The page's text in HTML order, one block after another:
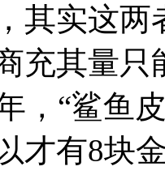
其实这两
充其量只
，“鲨鱼
才有8块